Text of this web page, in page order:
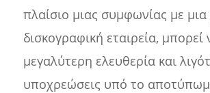
πλαίσιο μιας συμφωνίας με
δισκογραφική εταιρεία, μπορεί
μεγαλύτερη ελευθερία και
υποχρεώσεις υπό το